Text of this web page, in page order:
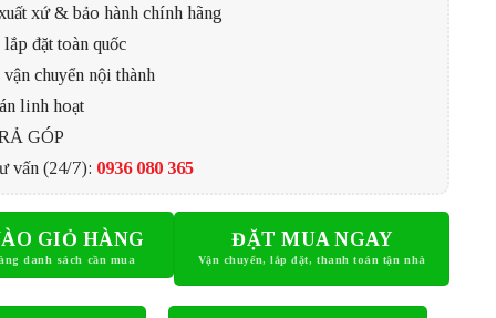
xứ & bảo hành chính hãng
đặt toàn quốc
chuyển nội thành
linh hoạt
GÓP
vấn (24/7): 0936 080 365
GIỎ HÀNG ĐẶT MUA NGAY